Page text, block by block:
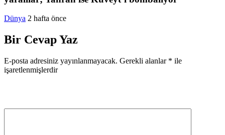
Dünya 2 hafta önce
Bir Cevap Yaz
E-posta adresiniz yayınlanmayacak. Gerekli alanlar * ile
işaretlenmişlerdir